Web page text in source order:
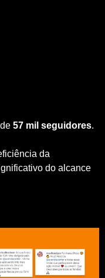
57 mil seguidores.
da
do alcance